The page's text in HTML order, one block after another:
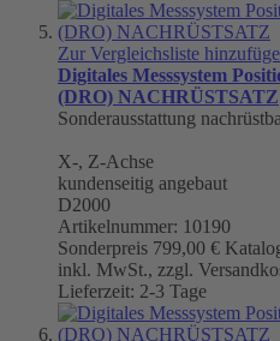
Zur Vergleichsliste
Digitales Messsystem
(DRO) NACHRÜSTSATZ
Sonderausstattung
X-, Z-Achse
kundenseitig angebaut
D2000
Artikelnummer: 10190
Sonderpreis 799,00 €
inkl. MwSt., zzgl.
Lieferzeit: 2-3 Tage